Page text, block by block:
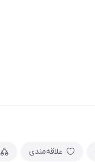
علاقه‌مندی